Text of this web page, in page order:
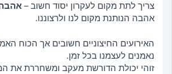
צריך לתת מקום לעקרון יסוד חשוב –אהבה
אהבה הנותנת מקום לנו ולרצוננו.
האירועים החיצוניים חשובים אך הכוח
נאמנים לעצמנו בכל זמן.
זוהי יכולת הדורשת מעקב ומשחררת את